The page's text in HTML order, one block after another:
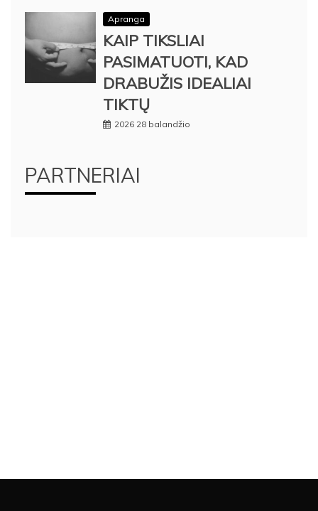
Apranga
KAIP TIKSLIAI
PASIMATUOTI, KAD
DRABUŽIS IDEALIAI
TIKTŲ
2026 28 balandžio
PARTNERIAI